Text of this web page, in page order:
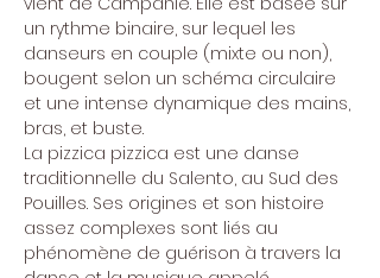
un rythme binaire, sur lequel les
danseurs en couple (mixte ou non),
bougent selon un schéma circulaire
et une intense dynamique des mains,
bras, et buste.
La pizzica pizzica est une danse
traditionnelle du Salento, au Sud des
Pouilles. Ses origines et son histoire
assez complexes sont liés au
phénomène de guérison à travers la